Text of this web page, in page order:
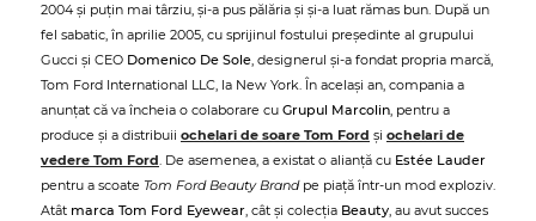
2004 și puțin mai târziu, și-a pus pălăria și și-a luat rămas bun. După un
fel sabatic, în aprilie 2005, cu sprijinul fostului președinte al grupului
Gucci și CEO Domenico De Sole, designerul și-a fondat propria marcă,
Tom Ford International LLC, la New York. În același an, compania a
anunțat că va încheia o colaborare cu Grupul Marcolin, pentru a
produce și a distribuii ochelari de soare Tom Ford și ochelari de
vedere Tom Ford. De asemenea, a existat o alianță cu Estée Lauder
pentru a scoate Tom Ford Beauty Brandpe piață într-un mod exploziv.
Atât marca Tom Ford Eyewear, cât și colecția Beauty, au avut succes